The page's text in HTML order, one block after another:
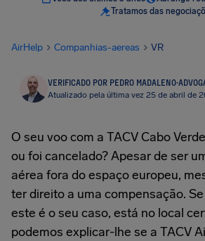
Tratamos das
AirHelp Companhias-aereas VR
VERIFICADO POR PEDRO MADALENO·
Atualizado pela última vez 25 de abril de
O seu voo com a TACV Cabo
ou foi cancelado? Apesar de ser
aérea fora do espaço europeu,
ter direito a uma compensação.
este é o seu caso, está no local
podemos explicar-lhe se a TACV